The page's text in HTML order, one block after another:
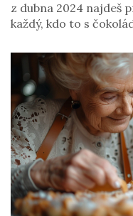
z dubna 2024 najdeš
každý, kdo to s